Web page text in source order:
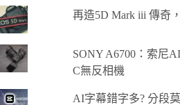
再造5D Mark iii 傳奇
SONY A6700：索尼
C無反相機
AI字幕錯字多? 分段